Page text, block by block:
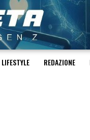
LIFESTYLE REDAZIONE